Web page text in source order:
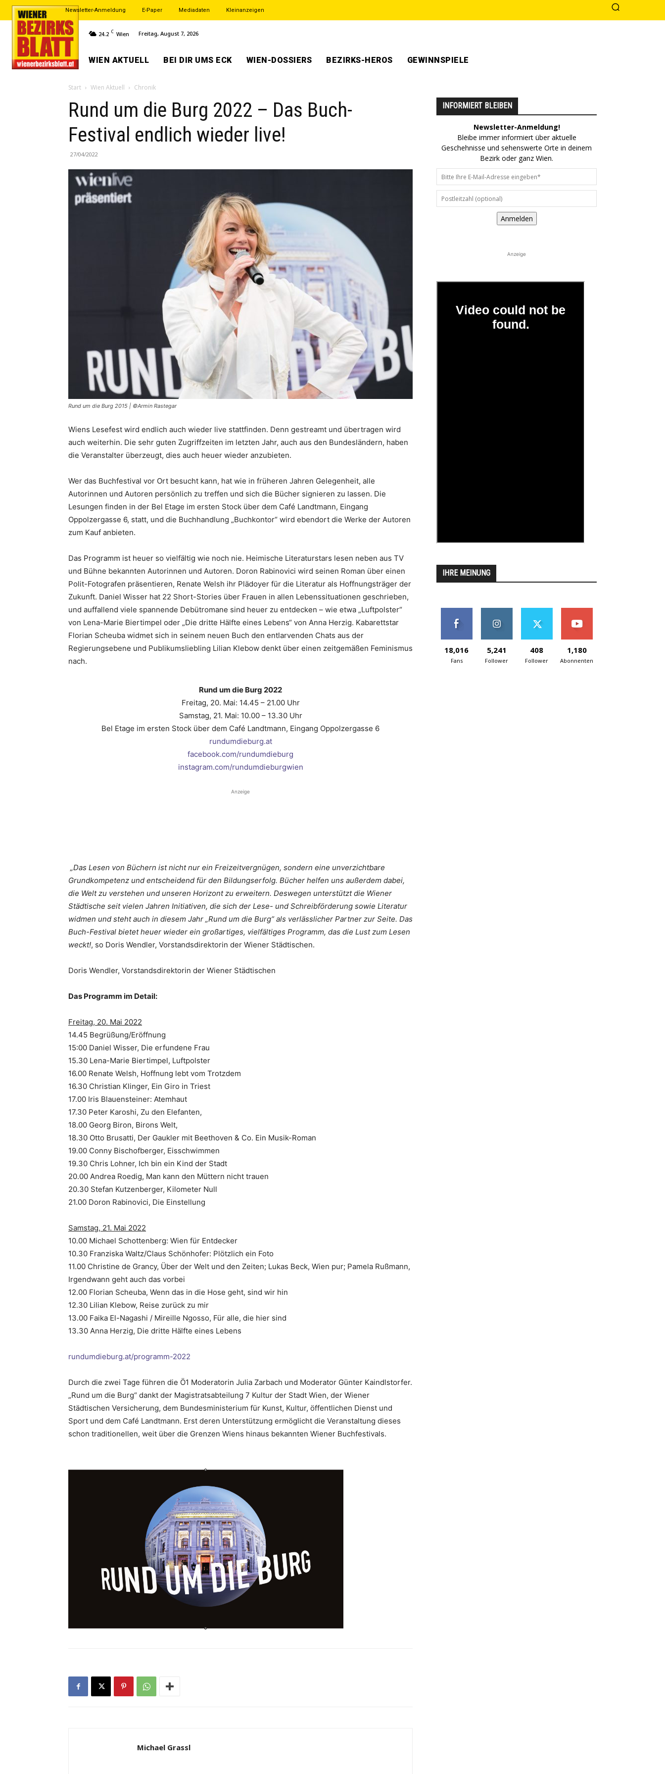
Newsletter-Anmeldung E-Paper Mediadaten Kleinanzeigen
24.2 C Wien Freitag, August 7, 2026
WIEN AKTUELL BEI DIR UMS ECK WIEN-DOSSIERS BEZIRKS-HEROS GEWINNSPIELE
Start Wien Aktuell Chronik
Rund um die Burg 2022 – Das Buch-
Festival endlich wieder live!
27/04/2022
Rund um die Burg 2015 | ©Armin Rastegar
Wiens Lesefest wird endlich auch wieder live stattfinden. Denn gestreamt und übertragen wird
auch weiterhin. Die sehr guten Zugriffzeiten im letzten Jahr, auch aus den Bundesländern, haben
die Veranstalter überzeugt, dies auch heuer wieder anzubieten.
Wer das Buchfestival vor Ort besucht kann, hat wie in früheren Jahren Gelegenheit, alle
Autorinnen und Autoren persönlich zu treffen und sich die Bücher signieren zu lassen. Die
Lesungen finden in der Bel Etage im ersten Stock über dem Café Landtmann, Eingang
Oppolzergasse 6, statt, und die Buchhandlung „Buchkontor“ wird ebendort die Werke der Autoren
zum Kauf anbieten.
Das Programm ist heuer so vielfältig wie noch nie. Heimische Literaturstars lesen neben aus TV
und Bühne bekannten Autorinnen und Autoren. Doron Rabinovici wird seinen Roman über einen
Polit-Fotografen präsentieren, Renate Welsh ihr Plädoyer für die Literatur als Hoffnungsträger der
Zukunft. Daniel Wisser hat 22 Short-Stories über Frauen in allen Lebenssituationen geschrieben,
und auffallend viele spannende Debütromane sind heuer zu entdecken – wie etwa „Luftpolster“
von Lena-Marie Biertimpel oder „Die dritte Hälfte eines Lebens“ von Anna Herzig. Kabarettstar
Florian Scheuba widmet sich in seinem neuen Buch den entlarvenden Chats aus der
Regierungsebene und Publikumsliebling Lilian Klebow denkt über einen zeitgemäßen Feminismus
nach.
Rund um die Burg 2022
Freitag, 20. Mai: 14.45 – 21.00 Uhr
Samstag, 21. Mai: 10.00 – 13.30 Uhr
Bel Etage im ersten Stock über dem Café Landtmann, Eingang Oppolzergasse 6
rundumdieburg.at
facebook.com/rundumdieburg
instagram.com/rundumdieburgwien
Anzeige
„Das Lesen von Büchern ist nicht nur ein Freizeitvergnügen, sondern eine unverzichtbare
Grundkompetenz und entscheidend für den Bildungserfolg. Bücher helfen uns außerdem dabei,
die Welt zu verstehen und unseren Horizont zu erweitern. Deswegen unterstützt die Wiener
Städtische seit vielen Jahren Initiativen, die sich der Lese- und Schreibförderung sowie Literatur
widmen und steht auch in diesem Jahr „Rund um die Burg“ als verlässlicher Partner zur Seite. Das
Buch-Festival bietet heuer wieder ein großartiges, vielfältiges Programm, das die Lust zum Lesen
weckt!, so Doris Wendler, Vorstandsdirektorin der Wiener Städtischen.
Doris Wendler, Vorstandsdirektorin der Wiener Städtischen
Das Programm im Detail:
Freitag, 20. Mai 2022
14.45 Begrüßung/Eröffnung
15:00 Daniel Wisser, Die erfundene Frau
15.30 Lena-Marie Biertimpel, Luftpolster
16.00 Renate Welsh, Hoffnung lebt vom Trotzdem
16.30 Christian Klinger, Ein Giro in Triest
17.00 Iris Blauensteiner: Atemhaut
17.30 Peter Karoshi, Zu den Elefanten,
18.00 Georg Biron, Birons Welt,
18.30 Otto Brusatti, Der Gaukler mit Beethoven & Co. Ein Musik-Roman
19.00 Conny Bischofberger, Eisschwimmen
19.30 Chris Lohner, Ich bin ein Kind der Stadt
20.00 Andrea Roedig, Man kann den Müttern nicht trauen
20.30 Stefan Kutzenberger, Kilometer Null
21.00 Doron Rabinovici, Die Einstellung
Samstag, 21. Mai 2022
10.00 Michael Schottenberg: Wien für Entdecker
10.30 Franziska Waltz/Claus Schönhofer: Plötzlich ein Foto
11.00 Christine de Grancy, Über der Welt und den Zeiten; Lukas Beck, Wien pur; Pamela Rußmann,
Irgendwann geht auch das vorbei
12.00 Florian Scheuba, Wenn das in die Hose geht, sind wir hin
12.30 Lilian Klebow, Reise zurück zu mir
13.00 Faika El-Nagashi / Mireille Ngosso, Für alle, die hier sind
13.30 Anna Herzig, Die dritte Hälfte eines Lebens
rundumdieburg.at/programm-2022
Durch die zwei Tage führen die Ö1 Moderatorin Julia Zarbach und Moderator Günter Kaindlstorfer.
„Rund um die Burg“ dankt der Magistratsabteilung 7 Kultur der Stadt Wien, der Wiener
Städtischen Versicherung, dem Bundesministerium für Kunst, Kultur, öffentlichen Dienst und
Sport und dem Café Landtmann. Erst deren Unterstützung ermöglicht die Veranstaltung dieses
schon traditionellen, weit über die Grenzen Wiens hinaus bekannten Wiener Buchfestivals.
Michael Grassl
INFORMIERT BLEIBEN
Newsletter-Anmeldung!
Bleibe immer informiert über aktuelle
Geschehnisse und sehenswerte Orte in deinem
Bezirk oder ganz Wien.
Anmelden
Anzeige
IHRE MEINUNG
18,016
Fans
5,241
Follower
408
Follower
1,180
Abonnenten